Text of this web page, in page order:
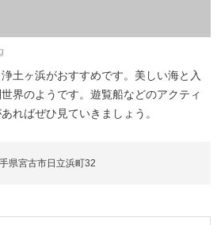
土ヶ浜がおすすめです。美しい海と入
界のようです。遊覧船などのアクティ
ればぜひ見ていきましょう。
県宮古市日立浜町32